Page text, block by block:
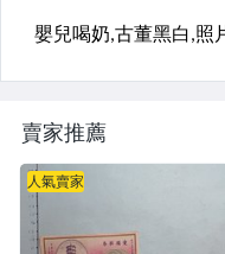
賣家推薦
人氣賣家